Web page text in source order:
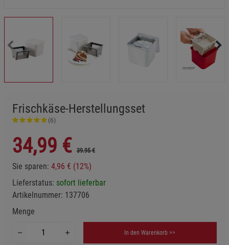
Frischkäse-Herstellungsset
(6)
34,99 € 39.95 €
Sie sparen: 4,96 € (12%)
Lieferstatus: sofort lieferbar
Artikelnummer: 137706
Menge
In den Warenkorb >>